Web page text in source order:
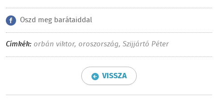
Oszd meg barátaiddal
Címkék: orbán viktor, oroszország, Szijjártó Péter
VISSZA